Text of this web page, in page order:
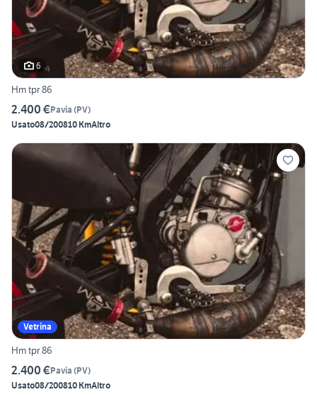
6
Hm tpr 86
2.400 €Pavia (PV)
Usato08/200810 KmAltro
Vetrina
Hm tpr 86
2.400 €Pavia (PV)
Usato08/200810 KmAltro